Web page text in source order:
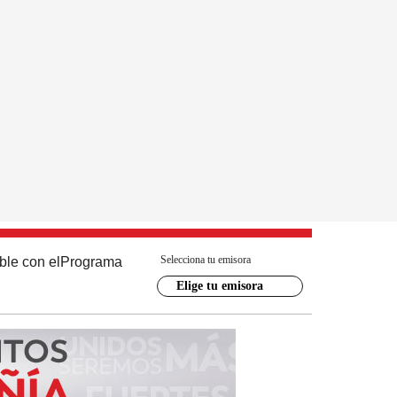
con el Programa Selecciona tu emisora
Elige tu emisora